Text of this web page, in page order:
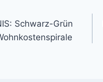
Schwarz-Grün